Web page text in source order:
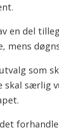
en del
som
skal